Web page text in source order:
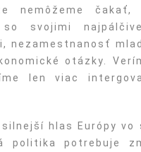
nemôžeme
so svojimi
nezamestnanosť
otázky.
len viac
hlas Európy vo
politika potrebuje